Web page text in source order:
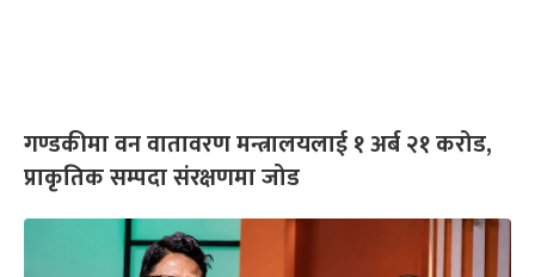
गण्डकीमा वन वातावरण मन्त्रालयलाई १ अर्ब २१ करोड,
प्राकृतिक सम्पदा संरक्षणमा जोड